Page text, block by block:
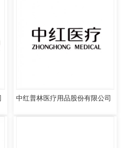
中红普林医疗用品股份有限公司